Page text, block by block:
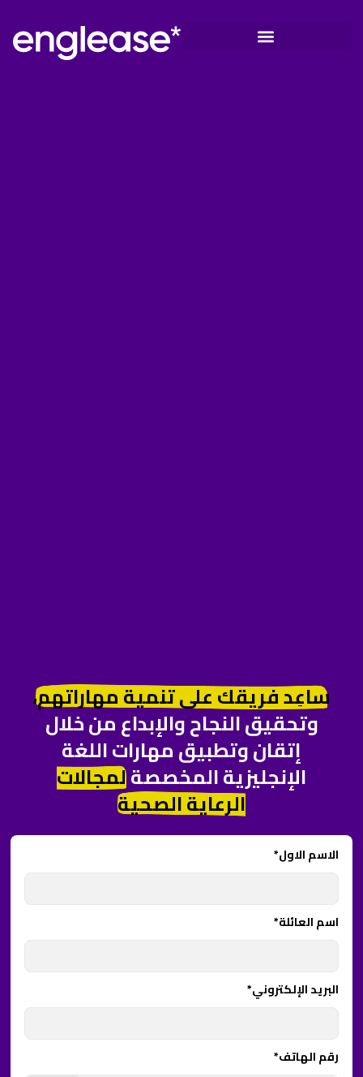
ساعِد فريقك على تنمية مهاراتهم،
وتحقيق النجاح والإبداع من خلال
إتقان وتطبيق مهارات اللغة
الإنجليزية المخصصةلمجالات
الرعاية الصحية
الاسم الاول*
اسم العائلة*
البريد الإلكتروني*
رقم الهاتف*